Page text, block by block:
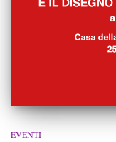
EVENTI